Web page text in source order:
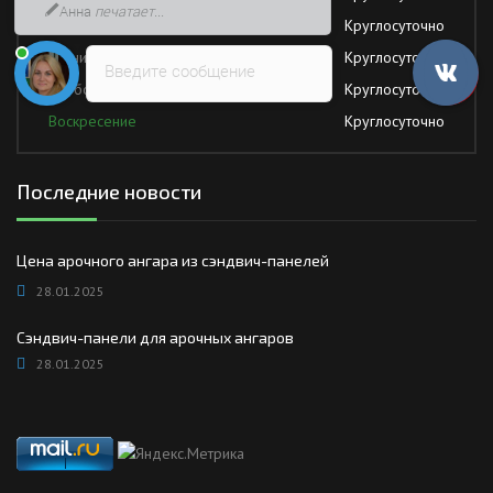
Круглосуточно
Пятница
Круглосуточно
Суббота
Круглосуточно
Воскресение
Круглосуточно
Последние новости
Цена арочного ангара из сэндвич-панелей
28.01.2025
Сэндвич-панели для арочных ангаров
28.01.2025
Введите сообщение